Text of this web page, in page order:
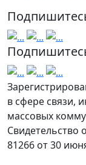
в сфере связи,
массовых
81266 от 30